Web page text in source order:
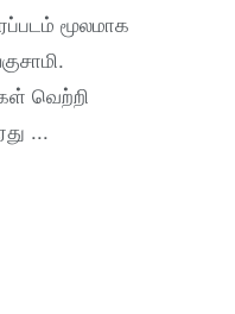
மூலமாக
வெற்றி
...